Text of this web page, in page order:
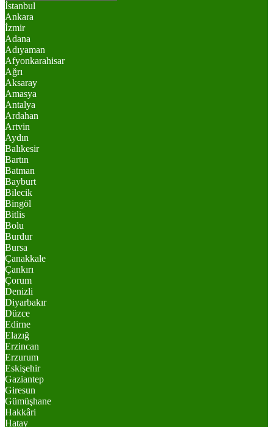
İstanbul
Ankara
İzmir
Adana
Adıyaman
Afyonkarahisar
Ağrı
Aksaray
Amasya
Antalya
Ardahan
Artvin
Aydın
Balıkesir
Bartın
Batman
Bayburt
Bilecik
Bingöl
Bitlis
Bolu
Burdur
Bursa
Çanakkale
Çankırı
Çorum
Denizli
Diyarbakır
Düzce
Edirne
Elazığ
Erzincan
Erzurum
Eskişehir
Gaziantep
Giresun
Gümüşhane
Hakkâri
Hatay